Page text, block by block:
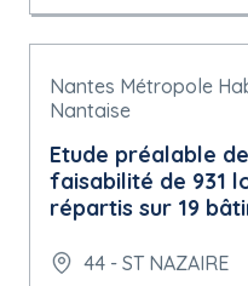
Nantes Métropole
Nantaise
Etude préalable
faisabilité de 931
répartis sur 19
44 - ST NAZAIRE